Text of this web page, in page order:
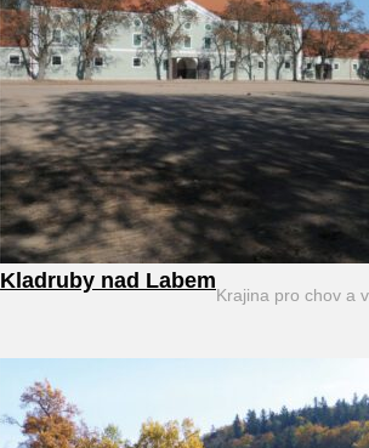
Kladruby nad Labem
Krajina pro chov a